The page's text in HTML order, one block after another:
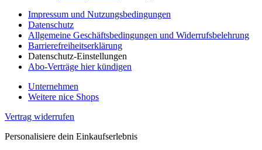
Impressum und Nutzungsbedingungen
Datenschutz
Allgemeine Geschäftsbedingungen und Widerrufsbelehrung
Barrierefreiheitserklärung
Datenschutz-Einstellungen
Abo-Verträge hier kündigen
Unternehmen
Weitere nice Shops
Vertrag widerrufen
Personalisiere dein Einkaufserlebnis